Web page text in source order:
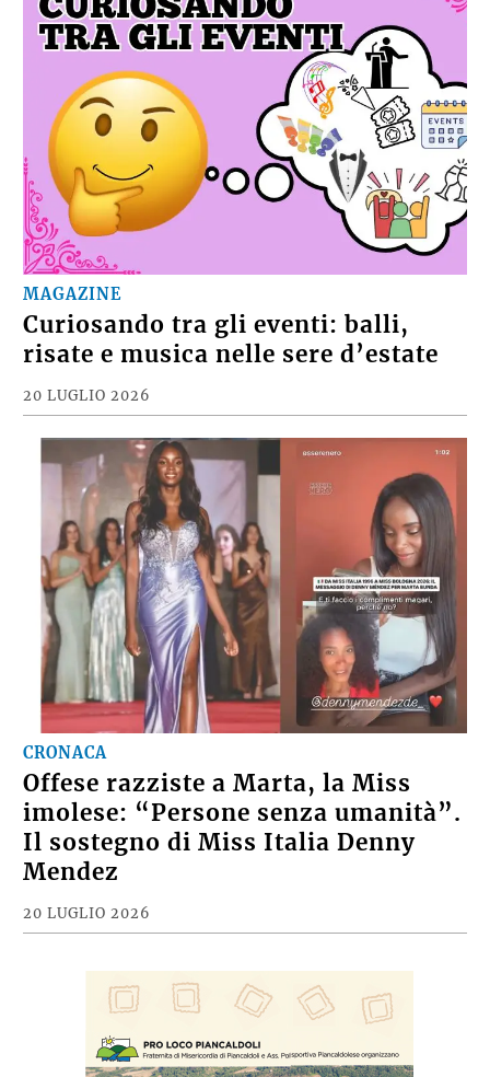
MAGAZINE
Curiosando tra gli eventi: balli,
risate e musica nelle sere d’estate
20 LUGLIO 2026
CRONACA
Offese razziste a Marta, la Miss
imolese: “Persone senza umanità”.
Il sostegno di Miss Italia Denny
Mendez
20 LUGLIO 2026